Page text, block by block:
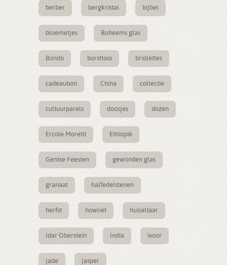
berber bergkristal bijbel
bloemetjes Boheems glas
Bondo borsttooi briolettes
cadeaubon China collectie
cultuurparels doosjes dozen
Ercole Moretti Ethiopië
Gentse Feesten gewonden glas
granaat halfedelstenen
herfst howliet huisaltaar
Idar Oberstein India ivoor
jade jasper